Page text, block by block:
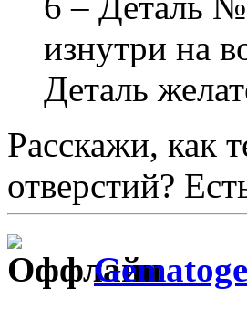
изнутри на
Деталь
Расскажи, как
отверстий?